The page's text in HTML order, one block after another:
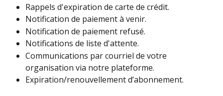
Rappels d'expiration de carte de crédit.
Notification de paiement à venir.
Notification de paiement refusé.
Notifications de liste d'attente.
Communications par courriel de votre
organisation via notre plateforme.
Expiration/renouvellement d’abonnement.